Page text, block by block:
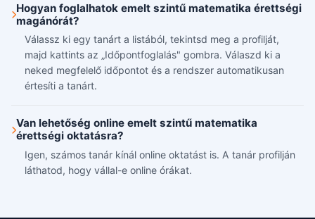
Hogyan foglalhatok emelt szintű matematika érettségi
magánórát?
Válassz ki egy tanárt a listából, tekintsd meg a profilját,
majd kattints az „Időpontfoglalás" gombra. Válaszd ki a
neked megfelelő időpontot és a rendszer automatikusan
értesíti a tanárt.
Van lehetőség online emelt szintű matematika
érettségi oktatásra?
Igen, számos tanár kínál online oktatást is. A tanár profilján
láthatod, hogy vállal-e online órákat.